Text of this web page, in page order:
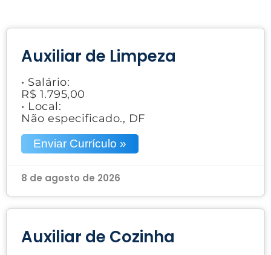
Auxiliar de Limpeza
• Salário:
R$ 1.795,00
• Local:
Não especificado., DF
Enviar Currículo »
8 de agosto de 2026
Auxiliar de Cozinha